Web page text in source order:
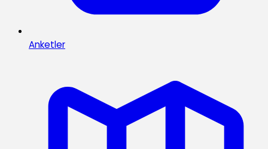
Anketler